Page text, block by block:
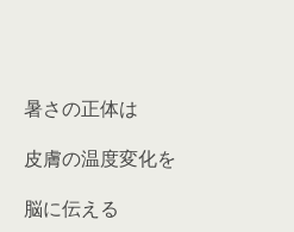
暑さの正体は
皮膚の温度変化を
脳に伝える